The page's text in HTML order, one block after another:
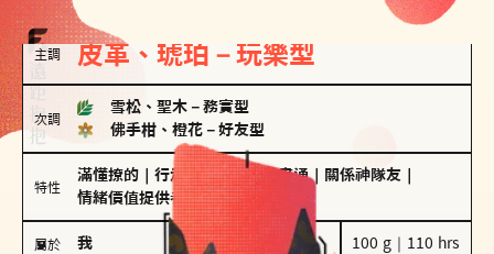
主調 皮革、琥珀－玩樂型
次調
雪松、聖木 － 務實型
佛手柑、橙花 － 好友型
特性
滿懂撩的 行走的發電機｜ 計畫通｜ 關係神隊友
情緒價值提供者
屬於 我 100 g｜110 hrs